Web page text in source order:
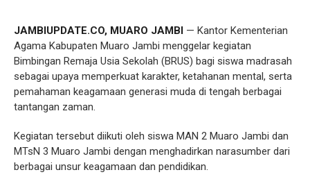
JAMBIUPDATE.CO, MUARO JAMBI — Kantor Kementerian
Agama Kabupaten Muaro Jambi menggelar kegiatan
Bimbingan Remaja Usia Sekolah (BRUS) bagi siswa madrasah
sebagai upaya memperkuat karakter, ketahanan mental, serta
pemahaman keagamaan generasi muda di tengah berbagai
tantangan zaman.
Kegiatan tersebut diikuti oleh siswa MAN 2 Muaro Jambi dan
MTsN 3 Muaro Jambi dengan menghadirkan narasumber dari
berbagai unsur keagamaan dan pendidikan.